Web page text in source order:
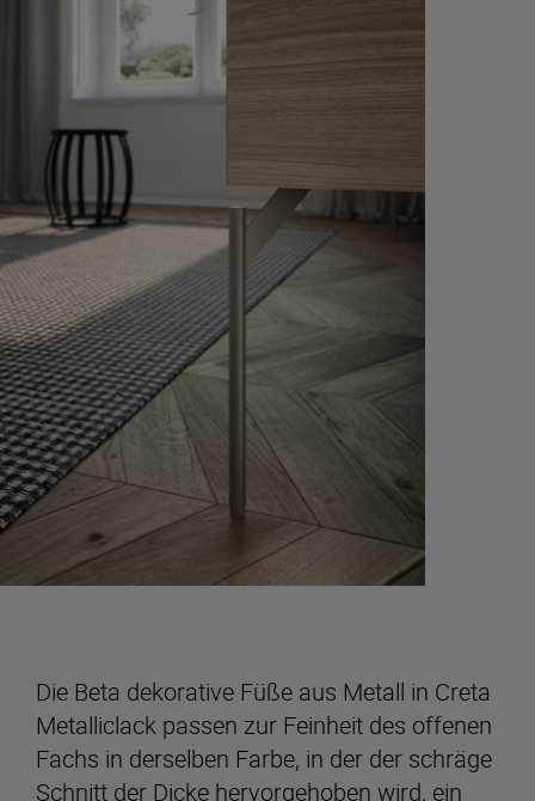
Die Beta dekorative Füße aus Metall in Creta
Metalliclack passen zur Feinheit des offenen
Fachs in derselben Farbe, in der der schräge
Schnitt der Dicke hervorgehoben wird, ein